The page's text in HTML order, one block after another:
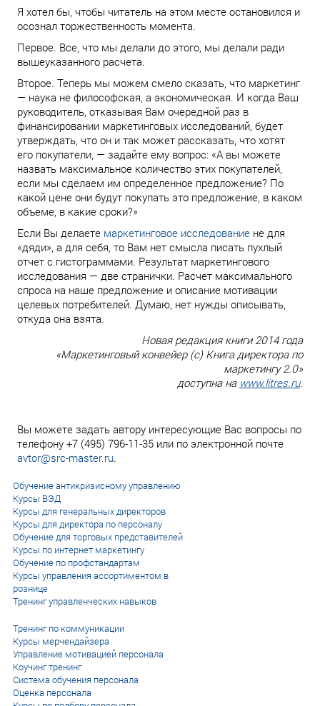
Я хотел бы, чтобы читатель на этом месте остановился и
осознал торжественность момента.
Первое. Все, что мы делали до этого, мы делали ради
вышеуказанного расчета.
Второе. Теперь мы можем смело сказать, что маркетинг
— наука не философская, а экономическая. И когда Ваш
руководитель, отказывая Вам очередной раз в
финансировании маркетинговых исследований, будет
утверждать, что он и так может рассказать, что хотят
его покупатели, — задайте ему вопрос: «А вы можете
назвать максимальное количество этих покупателей,
если мы сделаем им определенное предложение? По
какой цене они будут покупать это предложение, в каком
объеме, в какие сроки?»
Если Вы делаете маркетинговое исследование не для
«дяди», а для себя, то Вам нет смысла писать пухлый
отчет с гистограммами. Результат маркетингового
исследования — две странички. Расчет максимального
спроса на наше предложение и описание мотивации
целевых потребителей. Думаю, нет нужды описывать,
откуда она взята.
Новая редакция книги 2014 года
«Маркетинговый конвейер (с) Книга директора по
маркетингу 2.0»
доступна на www.litres.ru.
Вы можете задать автору интересующие Вас вопросы по
телефону +7 (495) 796-11-35 или по электронной почте
avtor@src-master.ru.
Обучение антикризисному управлению
Курсы ВЭД
Курсы для генеральных директоров
Курсы для директора по персоналу
Обучение для торговых представителей
Курсы по интернет маркетингу
Обучение по профстандартам
Курсы управления ассортиментом в
рознице
Тренинг управленческих навыков
Тренинг по коммуникации
Курсы мерчендайзера
Управление мотивацией персонала
Коучинг тренинг
Система обучения персонала
Оценка персонала